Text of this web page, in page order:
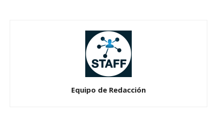
Equipo de Redacción